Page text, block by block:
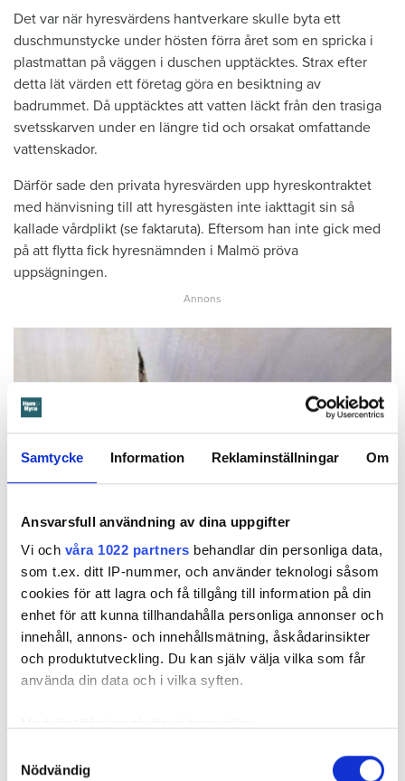
Samtycke Information Reklaminställningar Om
Ansvarsfull användning av dina uppgifter
Vi och våra 1022 partners behandlar din personliga data,
som t.ex. ditt IP-nummer, och använder teknologi såsom
cookies för att lagra och få tillgång till information på din
enhet för att kunna tillhandahålla personliga annonser och
innehåll, annons- och innehållsmätning, åskådarinsikter
och produktutveckling. Du kan själv välja vilka som får
använda din data och i vilka syften.
som kan ha en noggrannhet på upp till flera meter
Nödvändig
Det var när hyresvärdens hantverkare skulle byta ett
duschmunstycke under hösten förra året som en spricka i
plastmattan på väggen i duschen upptäcktes. Strax efter
detta lät värden ett företag göra en besiktning av
badrummet. Då upptäcktes att vatten läckt från den trasiga
svetsskarven under en längre tid och orsakat omfattande
vattenskador.
Därför sade den privata hyresvärden upp hyreskontraktet
med hänvisning till att hyresgästen inte iakttagit sin så
kallade vårdplikt (se faktaruta). Eftersom han inte gick med
på att flytta fick hyresnämnden i Malmö pröva
uppsägningen.
Foto: Hyresnämnden
Foto: Hyresnämnden
Hyresgästen borde ha upptäckt och larmat om glipan i duschväggen, menar
Hyresgästen själv menar att hyresvärden under hela den tid
han bott där varken gjort några inspektioner eller något
underhåll av badrummet, och att det är anledningen till att
sprickan har kunnat uppstå. Sprickan var heller inte så lätt